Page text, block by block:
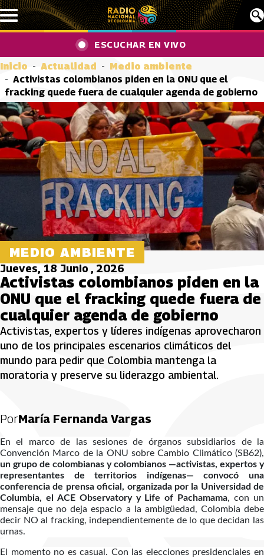
Pasar al contenido principal
ESCUCHAR EN VIVO
Inicio Actualidad
Medio ambiente
Activistas colombianos piden en la ONU que el
fracking quede fuera de cualquier agenda de gobierno
MEDIO AMBIENTE
Jueves, 18 Junio , 2026
Activistas colombianos piden en la
ONU que el fracking quede fuera de
cualquier agenda de gobierno
Activistas, expertos y líderes indígenas aprovecharon
uno de los principales escenarios climáticos del
mundo para pedir que Colombia mantenga la
moratoria y preserve su liderazgo ambiental.
PorMaría Fernanda Vargas
En el marco de las sesiones de órganos subsidiarios de la
Convención Marco de la ONU sobre Cambio Climático (SB62),
un grupo de colombianas y colombianos —activistas, expertos y
representantes de territorios indígenas— convocó una
conferencia de prensa oficial, organizada por la Universidad de
Columbia, el ACE Observatory y Life of Pachamama, con un
mensaje que no deja espacio a la ambigüedad, Colombia debe
decir NO al fracking, independientemente de lo que decidan las
urnas.
El momento no es casual. Con las elecciones presidenciales en